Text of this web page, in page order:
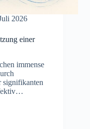
2026
einer
immense
signifikanten